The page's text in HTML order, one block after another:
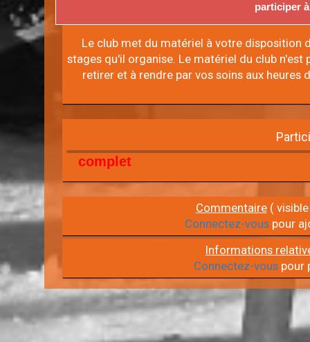
participer
Le club met du matériel à votre disposition
stages qu'il organise. Le matériel du club n'est
retirer et à rendre par vos soins aux heures
complet
Commentaire( visible
Connectez-vous pour
Informations
Connectez-vous pour